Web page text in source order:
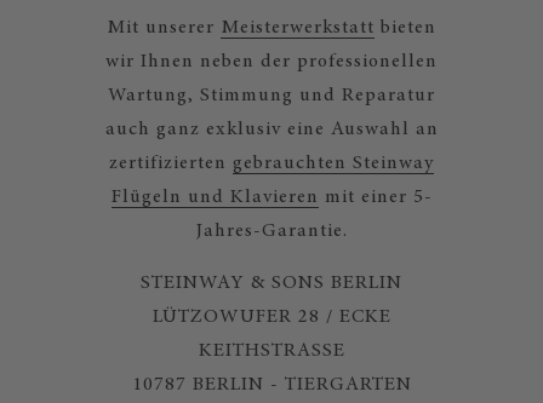
Mit unserer Meisterwerkstatt bieten
wir Ihnen neben der professionellen
Wartung, Stimmung und Reparatur
auch ganz exklusiv eine Auswahl an
zertifizierten gebrauchten Steinway
Flügeln und Klavieren mit einer 5-
Jahres-Garantie.
STEINWAY & SONS BERLIN
LÜTZOWUFER 28 / ECKE
KEITHSTRASSE
10787 BERLIN - TIERGARTEN